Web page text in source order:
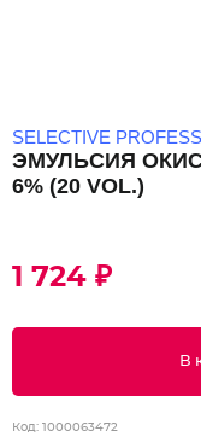
SELECTIVE
ЭМУЛЬСИЯ
6% (20 VOL.)
1 724 ₽
В
Код: 1000063472